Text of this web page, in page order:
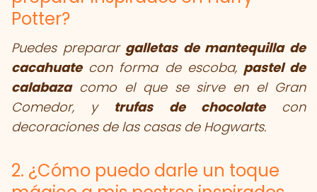
Potter?
Puedes preparar galletas de mantequilla de
cacahuatecon forma de escoba, pastel de
calabazacomo el que se sirve en el Gran
Comedor, y trufas de chocolatecon
decoraciones de las casas de Hogwarts.
2. ¿Cómo puedo darle un toque